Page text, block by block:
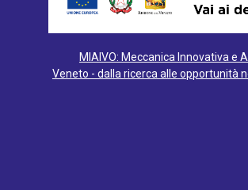
MIAIVO: Meccanica Innovativa e
Veneto - dalla ricerca alle opportunità